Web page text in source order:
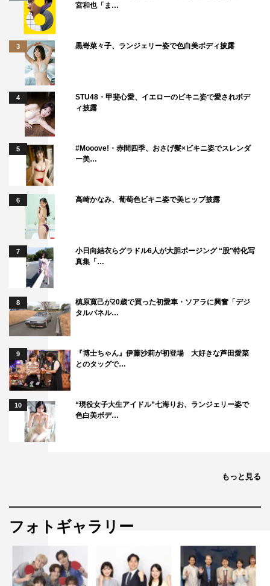
2021年1月22日（金）全国ロードショー
出演：岡田将生 志尊淳 平手友梨奈 滝藤賢一
マキタスポーツ 新納慎也 桜井ユキ 和久井映見 筒
井道隆
原作：ヤマシタトモコ「さんかく窓の外側は夜」（リブレ
刊）
監督：森ガキ侑大
脚本：相沢友子
配給：松竹
公式サイト：
公式Twitter＆Instagram：@sankakumadoeiga
©2021映画「さんかく窓の外側は夜」製作委員会
©Tomoko Yamashita/libre
滝藤賢一
宮和也「ま…
3 黒嵜菜々子、ランジェリー姿で色白美ボディ披露
4
STU48・甲斐心愛、イエローのビキニ姿で愛されボデ
ィ披露
5
#Mooove!・赤間四季、おさげ髪×ビキニ姿でスレンダ
ー美…
6 高崎かなみ、葡萄色ビキニ姿で美ヒップ披露
7
小日向結衣らグラドル6人が大胆ポージング “股”特化写
真集「…
8
槙原寛己が20歳で買った初愛車・ソアラに興奮「デジ
タルパネル…
9
『博士ちゃん』伊藤沙莉が初登場 大好きな芦田愛菜
とのタッグで…
10
“現役女子大生アイドル”七海りお、ランジェリー姿で
色白美ボデ…
もっと見る
フォトギャラリー